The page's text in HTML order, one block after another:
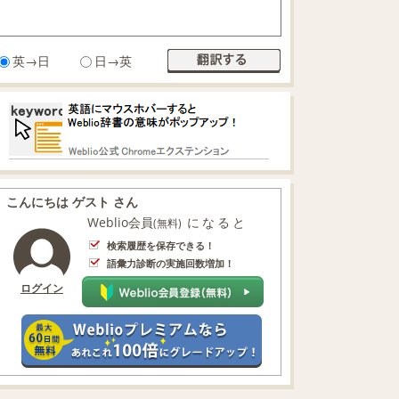
英→日 日→英
こんにちは ゲスト さん
ログイン
Weblio会員(無料) になると
検索履歴を保存できる！
語彙力診断の実施回数増加！